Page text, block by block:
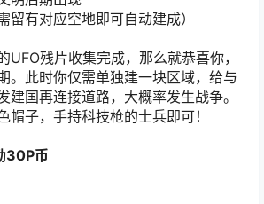
留有对应空地即可自动建成）
UFO残片收集完成，那么就恭喜你，
。此时你仅需单独建一块区域，给与
建国再连接道路，大概率发生战争。
帽子，手持科技枪的士兵即可！
30P币